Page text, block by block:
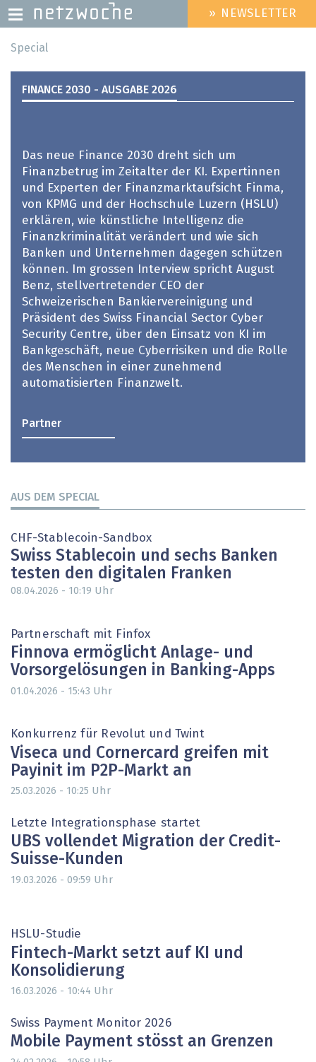
Direkt
Inhalt
HEADER
MENU
» NEWSLETTER
Special
FINANCE 2030 - AUSGABE 2026
Das neue Finance 2030 dreht sich um
Finanzbetrug im Zeitalter der KI. Expertinnen
und Experten der Finanzmarktaufsicht Finma,
von KPMG und der Hochschule Luzern (HSLU)
erklären, wie künstliche Intelligenz die
Finanzkriminalität verändert und wie sich
Banken und Unternehmen dagegen schützen
können. Im grossen Interview spricht August
Benz, stellvertretender CEO der
Schweizerischen Bankiervereinigung und
Präsident des Swiss Financial Sector Cyber
Security Centre, über den Einsatz von KI im
Bankgeschäft, neue Cyberrisiken und die Rolle
des Menschen in einer zunehmend
automatisierten Finanzwelt.
Partner
AUS DEM SPECIAL
CHF-Stablecoin-Sandbox
Swiss Stablecoin und sechs Banken
testen den digitalen Franken
08.04.2026 - 10:19 Uhr
Partnerschaft mit Finfox
Finnova ermöglicht Anlage- und
Vorsorgelösungen in Banking-Apps
01.04.2026 - 15:43 Uhr
Konkurrenz für Revolut und Twint
Viseca und Cornercard greifen mit
Payinit im P2P-Markt an
25.03.2026 - 10:25 Uhr
Letzte Integrationsphase startet
UBS vollendet Migration der Credit-
Suisse-Kunden
19.03.2026 - 09:59 Uhr
HSLU-Studie
Fintech-Markt setzt auf KI und
Konsolidierung
16.03.2026 - 10:44 Uhr
Swiss Payment Monitor 2026
Mobile Payment stösst an Grenzen